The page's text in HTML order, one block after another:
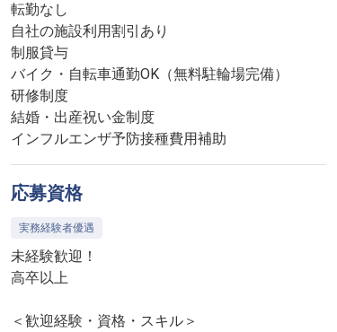
転勤なし
自社の施設利用割引あり
制服貸与
バイク・自転車通勤OK（無料駐輪場完備）
研修制度
結婚・出産祝い金制度
インフルエンザ予防接種費用補助
応募資格
実務経験者優遇
未経験歓迎！
高卒以上
＜歓迎経験・資格・スキル＞